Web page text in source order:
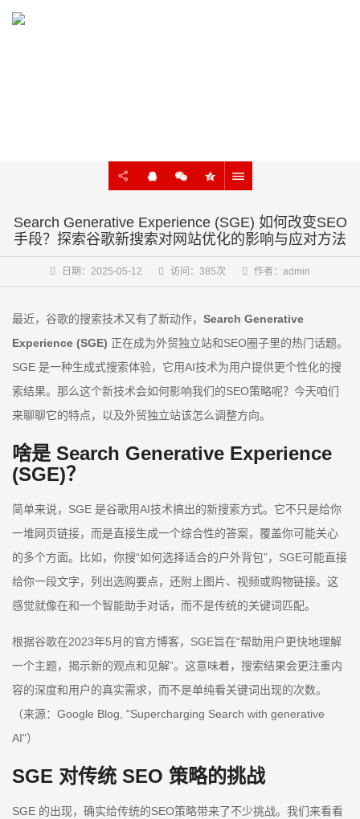
Search Generative Experience (SGE) 如何改变SEO
手段？探索谷歌新搜索对网站优化的影响与应对方法
日期：2025-05-12 访问：385次 作者：admin
最近，谷歌的搜索技术又有了新动作， Search Generative
Experience (SGE) 正在成为外贸独立站和SEO圈子里的热门话题。
SGE 是一种生成式搜索体验，它用AI技术为用户提供更个性化的搜
索结果。那么这个新技术会如何影响我们的SEO策略呢？今天咱们
来聊聊它的特点，以及外贸独立站该怎么调整方向。
啥是 Search Generative Experience
(SGE)？
简单来说，SGE 是谷歌用AI技术搞出的新搜索方式。它不只是给你
一堆网页链接，而是直接生成一个综合性的答案，覆盖你可能关心
的多个方面。比如，你搜“如何选择适合的户外背包”，SGE可能直接
给你一段文字，列出选购要点，还附上图片、视频或购物链接。这
感觉就像在和一个智能助手对话，而不是传统的关键词匹配。
根据谷歌在2023年5月的官方博客，SGE旨在“帮助用户更快地理解
一个主题，揭示新的观点和见解”。这意味着，搜索结果会更注重内
容的深度和用户的真实需求，而不是单纯看关键词出现的次数。
（来源：Google Blog, "Supercharging Search with generative
AI"）
SGE 对传统 SEO 策略的挑战
SGE 的出现，确实给传统的SEO策略带来了不少挑战。我们来看看